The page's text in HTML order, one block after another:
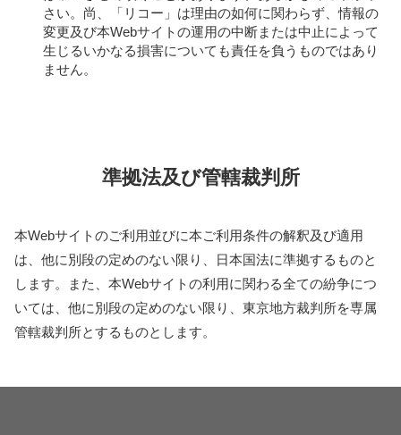
さい。尚、「リコー」は理由の如何に関わらず、情報の
変更及び本Webサイトの運用の中断または中止によって
生じるいかなる損害についても責任を負うものではあり
ません。
準拠法及び管轄裁判所
本Webサイトのご利用並びに本ご利用条件の解釈及び適用
は、他に別段の定めのない限り、日本国法に準拠するものと
します。また、本Webサイトの利用に関わる全ての紛争につ
いては、他に別段の定めのない限り、東京地方裁判所を専属
管轄裁判所とするものとします。